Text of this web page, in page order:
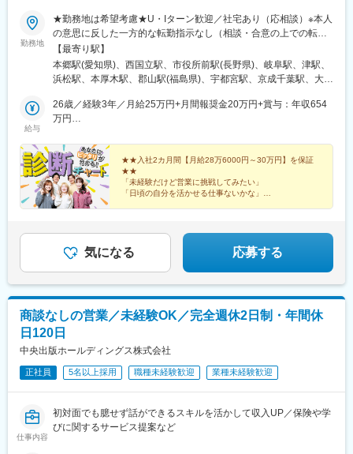
者町駅、桜木町駅、鶴見駅、京急川崎駅、登戸駅、本八幡駅(都営
線)、市川駅、千葉駅、西船橋駅、本川越駅、野江内代駅、海老江
駅、西長堀駅、谷町九丁目駅、ＪＲ難波駅、新深江駅、千林駅、
松虫駅、住吉東駅、今川駅(大阪府)、天下茶屋駅、今福鶴見駅、安
立町駅、出戸駅、中崎町駅、谷町四丁目駅、大阪天満宮駅、本町
阪モノレール)、鳴滝駅、六地蔵駅(奈良線)、二条城前駅、観月橋
駅、南公園駅、摂津本山駅、湊川駅、神戸三宮駅(阪急・神戸高
駅、商工センター入口駅、聖マリア病院前駅、東中間駅、佐世保
中央駅、西鉄香椎駅、金山駅(福岡県)、中村日赤駅、本山駅(愛知
県)、西川緑道公園駅、鷹野橋駅、京王八王子駅、布田駅、南阿佐
ケ谷駅、上前津駅、三河知立駅、新浜松駅、南新宿駅、新大阪
駅、名鉄名古屋駅、天神駅、旭橋駅、六本木一丁目駅、泉岳寺
ー)、下落合駅、東新宿駅、虎ノ門駅、岩本町駅、京橋駅(東京
都)、京成関屋駅、御徒町駅、大森海岸駅、銀座一丁目駅、茅場町
駅、馬喰町駅、東池袋駅、曳舟駅、西横浜駅、横浜駅、日本大通
野田駅(阪神線)、四天王寺前夕陽ケ丘駅、大国町駅、森小路駅、昭
和町駅(大阪府)、針中野駅、花園町駅、細井川駅、梅田駅(地下
鉄)、天満橋駅、北浜駅(大阪府)、なんば駅(南海線)、四ツ橋駅、花
田口駅、撮影所前駅、六地蔵駅(京阪線)、桃山御陵前駅、市民広場
駅、三宮・花時計前駅、板宿駅、新井口駅、香椎宮前駅、城下駅
(岡山県)、広電本社前駅、第一通り駅
勤務地
★勤務地は希望考慮★U・Iターン歓迎／社宅あり（応相談）※本人
の意思に反した一方的な転勤指示なし（相談・合意の上での転勤
の可能性あり）※希望があればエリア外へ転勤可▼北海道・東北北
海道札幌市青森県青森市宮城県仙台市山形県山形市福島県郡山市
岩手県盛岡市▼関東東京都八王子市、立川市、北区神奈川県横浜
宇都宮市群馬県高崎市、前橋市茨城県水戸市、土浦市▼東海愛知
県一宮市、名古屋市静岡県静岡市、浜松市岐阜県岐阜市三重県津
市、姫路市和歌山県和歌山市▼北陸新潟県新潟市、長岡市石川県
金沢市富山県富山市長野県長野市、松本市福井県福井市▼中国・
四国愛媛県松山市岡山県岡山市広島県広島市山口県山口市香川県
高松市▼九州・沖縄熊本県熊本市鹿児島県鹿児島市長崎県長崎市
福岡県福岡市大分県大分市沖縄県那覇市※各グループ会社への在籍
煙防止対策済
【最寄り駅】
本郷駅(愛知県)、西国立駅、市役所前駅(長野県)、岐阜駅、津駅、
浜松駅、本厚木駅、郡山駅(福島県)、宇都宮駅、京成千葉駅、大宮
駅(京都市営)、西中島南方駅、和歌山市駅、金沢駅、栗林公園北口
駅、県庁前駅(富山県)、天王寺駅、博多駅、大分駅、水道町駅、都
駅、中央区役所前駅、青森駅、上盛岡駅、北四番丁駅、山形駅、
中島公園駅、泉中央駅、東宿郷駅、高崎駅、稲毛駅、王子駅、八
王子駅、三ツ沢下町駅、関屋駅(新潟県)、静岡駅、上社駅、桂駅、
堺市駅、中央市場前駅、大元駅、松島二丁目駅、佐伯区役所前
駅、東比恵駅、二中通駅、琴似駅(札幌市営)、八乙女駅、土浦駅、
駅、南富山駅、越前新保駅、松本駅、藤が丘駅(愛知県)、尾張一宮
駅、春日町駅、江坂駅、三国ケ丘駅(大阪府)、新神戸駅、大雲寺前
駅、比治山橋駅、大手町駅(愛媛県)、唐人町駅、スタジアムシティ
中津駅(地下鉄)、山陽姫路駅、九品寺交差点駅、本町駅、あおば通
駅、偕楽園駅、葭川公園駅、横浜駅、遠州病院駅、貿易センター
駅、中電前駅、高見馬場駅、一社駅、立川南駅、長野駅、新浜松
駅、千葉中央駅、上熊谷駅、南方駅(大阪府)、栗林公園駅、新富町
駅(岡山県)、市役所前駅(愛媛県)、資生館小学校前駅、北仙台駅、
山鼻９条駅、駅東公園前駅、王子駅前駅、反町駅、広電五日市
船橋駅、南富山駅前駅、西松本駅、名鉄一宮駅、百舌鳥駅、春日
野道駅(阪急線)、烏丸駅、東中央町駅、比治山下駅、ＪＲ松山駅前
給与
26歳／経験3年／月給25万円+月間報奨金20万円+賞与：年収654
万円
万円
★★入社2カ月間【月給28万6000円～30万円】を保証
★★
「未経験だけど営業に挑戦してみたい」
「日頃の自分を活かせる仕事ないかな」
気になる 応募する
商談なしの営業／未経験OK／完全週休2日制・年間休
日120日
中央出版ホールディングス株式会社
正社員 5名以上採用 職種未経験歓迎 業種未経験歓迎
仕事内容
初対面でも臆せず話ができるスキルを活かして収入UP／保険や学
びに関するサービス提案など